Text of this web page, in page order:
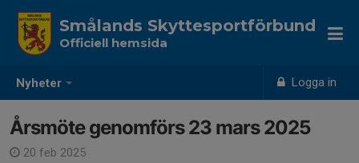
Nyheter Logga in
Smålands Skyttesportförbund
Officiell hemsida
Årsmöte genomförs 23 mars 2025
20 feb 2025